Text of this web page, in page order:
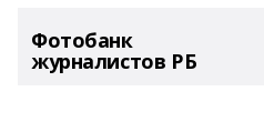
Фотобанк
журналистов РБ